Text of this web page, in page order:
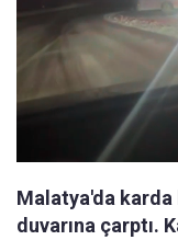
Malatya'da
duvarına çarptı.